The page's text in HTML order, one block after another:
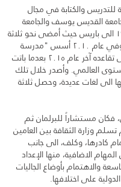
للتدريس والكتابة في مجال
القديس يوسف والجامعة
الاميركية في بيروت قبل ان ينتقل عام ١٩٨٥ الى باريس حيث أمضى نحو ثلاثة
عقود استاذاً في معهد العلوم السياسية. وفي عام ٢٠١٠ أسس "مدرسة
باريس للشؤون الدولية" وكان عميداً لها حتى تقاعده آخر عام ٢٠١٥ بعدما باتت
العالمي. وأصدر خلال تلك
الى لغات عديدة، وحصل ثلاثة
فكان مستشاراً للبرلمان ثم
وزارة الثقافة بين العامين
وإتمام كادرها، وكلف، الى جانب
الاضافية، منها الإعداد
والاهتمام بأوضاع الجاليات
على اختلافها.